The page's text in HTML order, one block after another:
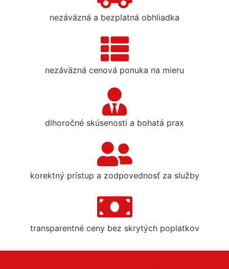
nezáväzná a bezplatná obhliadka
nezáväzná cenová ponuka na mieru
dlhoročné skúsenosti a bohatá prax
korektný prístup a zodpovednosť za služby
transparentné ceny bez skrytých poplatkov